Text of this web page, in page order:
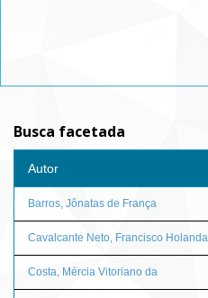
Busca facetada
Autor
Barros, Jônatas de França
Cavalcante Neto, Francisco Holanda
Costa, Mércia Vitoriano da